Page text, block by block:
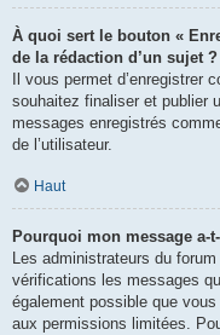
À quoi sert le bouton «
de la rédaction d’un sujet ?
Il vous permet d’enregistrer
souhaitez finaliser et publier
messages enregistrés
de l’utilisateur.
Haut
Pourquoi mon message a-
Les administrateurs du
vérifications les messages
également possible que
aux permissions limitées.